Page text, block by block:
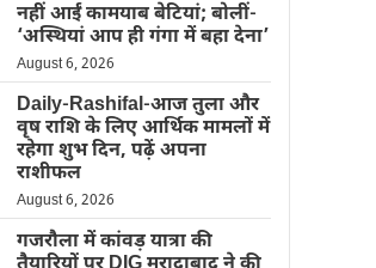
नहीं आईं कामयाब बेटियां; बोलीं-
‘अस्थियां आप ही गंगा में बहा देना’
August 6, 2026
Daily-Rashifal-आज तुला और
वृष राशि के लिए आर्थिक मामलों में
रहेगा शुभ दिन, पढ़ें अपना
राशीफल
August 6, 2026
गजरौला में कांवड़ यात्रा की